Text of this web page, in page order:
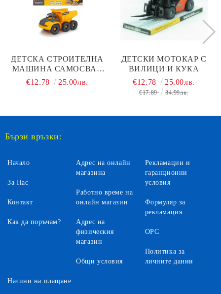
ДЕТСКА СТРОИТЕЛНА
МАШИНА САМОСВАЛ
VOLVO DICKIE
€12.78 25.00лв.
ДЕТСКИ МОТОКАР С
ВИЛИЦИ И КУКА
€12.78 25.00лв.
€17.89 34.99лв.
Бързи връзки:
Начало
За Нас
Контакт
Как да поръчам?
Адрес на онлайн
магазина
Работно време на
онлайн магазин
Адрес на
физическия
магазин
Общи условия
Рекламации и
гаранционни
условия
Формуляр за
рекламация
ОРС
Политика за
личните данни
Начини на плащане